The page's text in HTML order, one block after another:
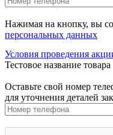
Нажимая на кнопку, вы
персональных данных
Условия проведения
Тестовое название товара
Оставьте свой номер
для уточнения деталей